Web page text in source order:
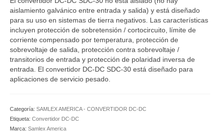
aislamiento galvánico entre entrada y salida) y está diseñado
para su uso en sistemas de tierra negativos. Las características
incluyen protección de sobretensión / cortocircuito, límite de
corriente compensado por temperatura, protección de
sobrevoltaje de salida, protección contra sobrevoltaje /
transitorios de entrada y protección de polaridad inversa de
entrada. El convertidor DC-DC SDC-30 está diseñado para
aplicaciones de servicio pesado.
Categoría: SAMLEX AMERICA - CONVERTIDOR DC-DC
Etiqueta: Convertidor DC-DC
Marca: Samlex America